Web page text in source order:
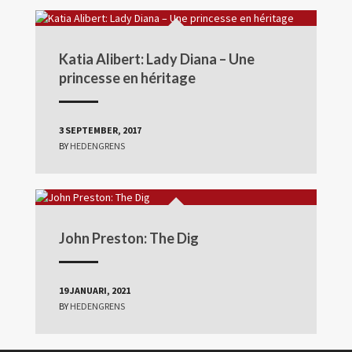
Katia Alibert: Lady Diana – Une
princesse en héritage
3 SEPTEMBER, 2017
BY HEDENGRENS
John Preston: The Dig
19 JANUARI, 2021
BY HEDENGRENS